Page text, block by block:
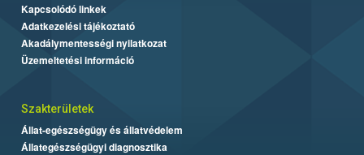
Kapcsolódó linkek
Adatkezelési tájékoztató
Akadálymentességi nyilatkozat
Üzemeltetési információ
Szakterületek
Állat-egészségügy és állatvédelem
Állategészségügyi diagnosztika